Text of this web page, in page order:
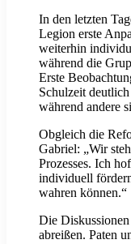
In den letzten
Legion erste
weiterhin
während die
Erste
Schulzeit
während andere
Obgleich die
Gabriel: „Wir
Prozesses. Ich
individuell
wahren können.“
Die
abreißen. Paten